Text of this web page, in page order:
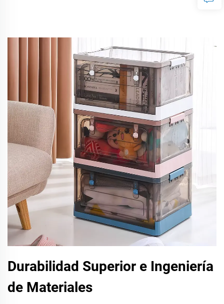
Durabilidad Superior e Ingeniería
de Materiales